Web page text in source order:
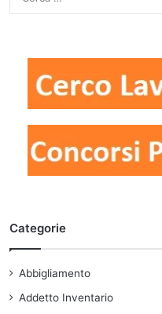
Categorie
Abbigliamento
Addetto Inventario